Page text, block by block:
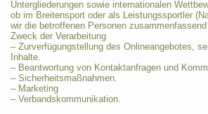
Untergliederungen sowie internationalen
ob im Breitensport oder als Leistungssportler
wir die betroffenen Personen zusammenfassend
Zweck der Verarbeitung
– Zurverfügungstellung des Onlineangebotes,
Inhalte.
– Beantwortung von Kontaktanfragen und
– Sicherheitsmaßnahmen.
– Marketing
– Verbandskommunikation.